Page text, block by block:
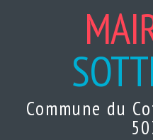
Commune du